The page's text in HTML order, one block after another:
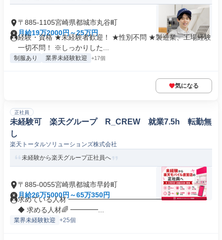
〒885-1105宮崎県都城市丸谷町
月給19万2000円～25万円
経験・資格 ★未経験者歓迎！ ★性別不問 ★製造業、工場経験
一切不問！ ※しっかりした...
制服あり 業界未経験歓迎 +17個
気になる
正社員
未経験可 楽天グループ R_CREW 就業7.5h 転勤無
し
楽天トータルソリューションズ株式会社
未経験から楽天グループ正社員へ
〒885-0055宮崎県都城市早鈴町
月給26万5000円～65万350円
求めている人材 ━━━━━━━━━━━━━━━━━━━━
◆ 求める人材🌈 ━━━━...
業界未経験歓迎 +25個